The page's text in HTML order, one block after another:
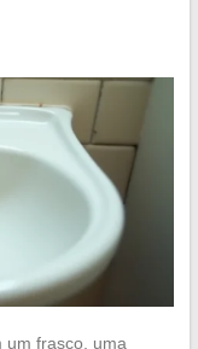
um frasco, uma